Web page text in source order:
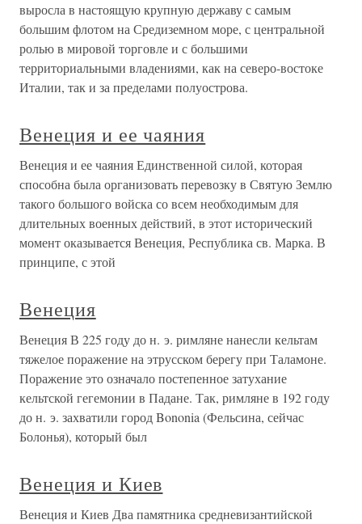
выросла в настоящую крупную державу с самым
большим флотом на Средиземном море, с центральной
ролью в мировой торговле и с большими
территориальными владениями, как на северо-востоке
Италии, так и за пределами полуострова.
Венеция и ее чаяния
Венеция и ее чаяния Единственной силой, которая
способна была организовать перевозку в Святую Землю
такого большого войска со всем необходимым для
длительных военных действий, в этот исторический
момент оказывается Венеция, Республика св. Марка. В
принципе, с этой
Венеция
Венеция В 225 году до н. э. римляне нанесли кельтам
тяжелое поражение на этрусском берегу при Таламоне.
Поражение это означало постепенное затухание
кельтской гегемонии в Падане. Так, римляне в 192 году
до н. э. захватили город Bononia (Фельсина, сейчас
Болонья), который был
Венеция и Киев
Венеция и Киев Два памятника средневизантийской